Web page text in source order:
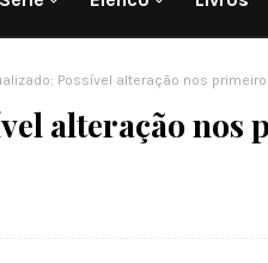
Possível alteração nos
alteração nos